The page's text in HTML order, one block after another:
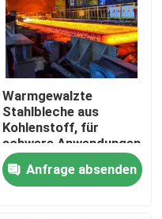
Warmgewalzte
Stahlbleche aus
Kohlenstoff, für
schwere Anwendungen
und Strukturbauteile
in verschiedenen
Industriezweigen
Anfrage absenden